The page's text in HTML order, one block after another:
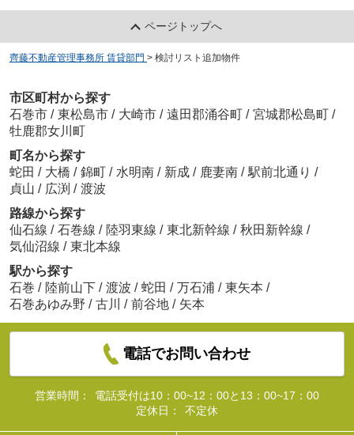
ページトップへ
齊藤不動産管理事務所 賃貸部門 > 検討リスト追加物件
市区町村から探す
石巻市 / 東松島市 / 大崎市 / 遠田郡涌谷町 / 宮城郡松島町 /
牡鹿郡女川町
町名から探す
蛇田 / 大橋 / 錦町 / 水明南 / 新成 / 鹿妻南 / 駅前北通り /
貞山 / 広渕 / 渡波
路線から探す
仙石線 / 石巻線 / 陸羽東線 / 東北新幹線 / 秋田新幹線 /
気仙沼線 / 東北本線
駅から探す
石巻 / 陸前山下 / 渡波 / 蛇田 / 万石浦 / 東矢本 /
石巻あゆみ野 / 古川 / 前谷地 / 矢本
電話でお問い合わせ
営業時間：
電話受付は10：00~12：00と13：00~17：00
定休日：
不定休